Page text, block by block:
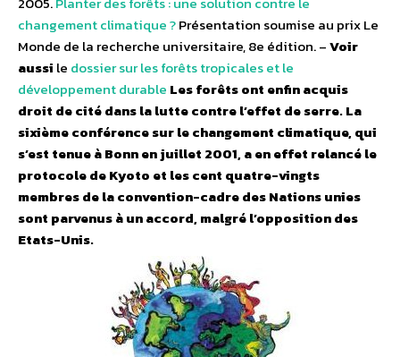
changement climatique ?Présentation soumise au prix Le
Monde de la recherche universitaire, 8e édition. –Voir
aussi le dossier sur les forêts tropicales et le
développement durable Les forêts ont enfin acquis
droit de cité dans la lutte contre l’effet de serre. La
sixième conférence sur le changement climatique, qui
s’est tenue à Bonn en juillet 2001, a en effet relancé le
protocole de Kyoto et les cent quatre-vingts
membres de la convention-cadre des Nations unies
sont parvenus à un accord, malgré l’opposition des
Etats-Unis.